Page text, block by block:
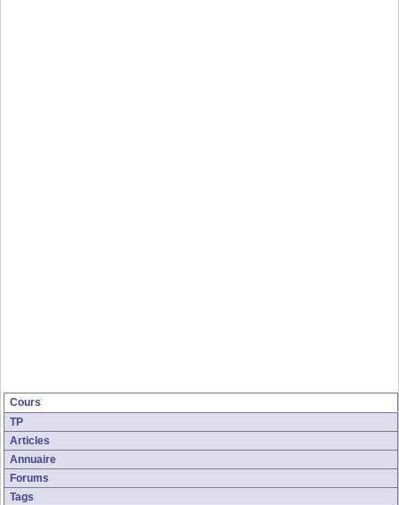
Cours
TP
Articles
Annuaire
Forums
Tags